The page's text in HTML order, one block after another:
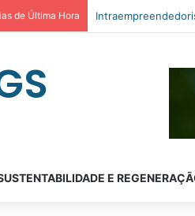
de Última Hora
E